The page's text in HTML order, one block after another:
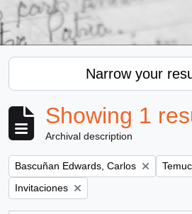
Narrow your
Showing 1
Archival description
Remove filter:
Bascuñan Edwards, Carlos
Remove filter:
Invitaciones